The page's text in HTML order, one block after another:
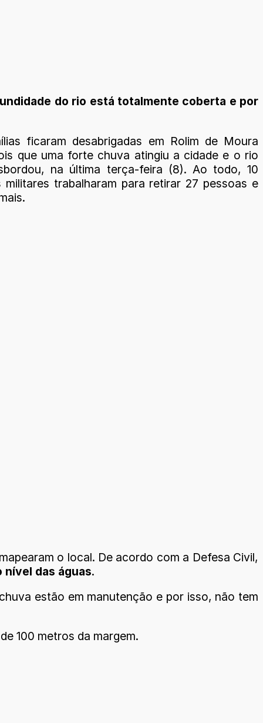
do rio está totalmente coberta e por
ficaram desabrigadas em Rolim de Moura
que uma forte chuva atingiu a cidade e o rio
na última terça-feira (8). Ao todo, 10
militares trabalharam para retirar 27 pessoas e
o local. De acordo com a Defesa Civil,
das águas.
estão em manutenção e por isso, não tem
100 metros da margem.